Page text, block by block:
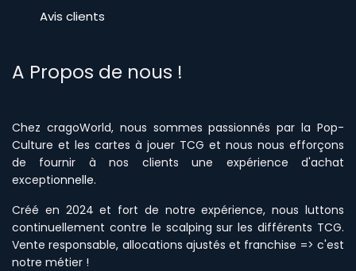
Avis clients
A Propos de nous !
Chez cragoWorld, nous sommes passionnés par la Pop-
Culture et les cartes à jouer TCG et nous nous efforçons
de fournir à nos clients une expérience d'achat
exceptionnelle.
Créé en 2024 et fort de notre expérience, nous luttons
continuellement contre le scalping sur les différents TCG.
Vente responsable, allocations ajustés et franchise => c'est
notre métier !